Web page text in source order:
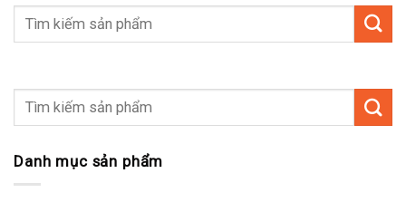
Danh mục sản phẩm